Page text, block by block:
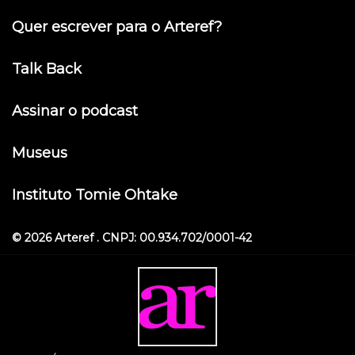
Quer escrever para o Arteref?
Talk Back
Assinar o podcast
Museus
Instituto Tomie Ohtake
© 2026 Arteref . CNPJ: 00.934.702/0001-42